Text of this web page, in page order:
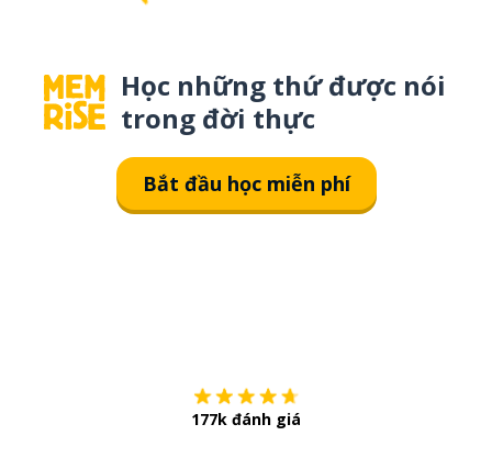
Học những thứ được nói
trong đời thực
Bắt đầu học miễn phí
177k đánh giá